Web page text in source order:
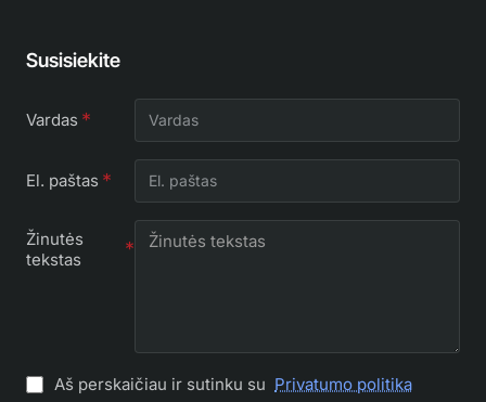
Susisiekite
Vardas
El. paštas
Žinutės
tekstas
Aš perskaičiau ir sutinku su Privatumo politika